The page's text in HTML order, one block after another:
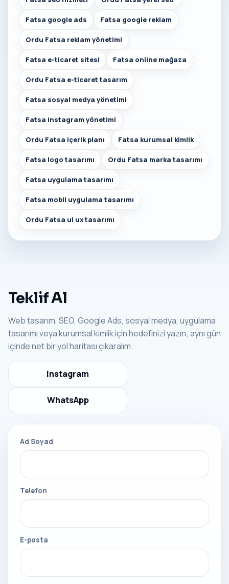
Fatsa google ads Fatsa google reklam
Ordu Fatsa reklam yönetimi
Fatsa e-ticaret sitesi Fatsa online mağaza
Ordu Fatsa e-ticaret tasarım
Fatsa sosyal medya yönetimi
Fatsa instagram yönetimi
Ordu Fatsa içerik planı Fatsa kurumsal kimlik
Fatsa logo tasarımı Ordu Fatsa marka tasarımı
Fatsa uygulama tasarımı
Fatsa mobil uygulama tasarımı
Ordu Fatsa ui ux tasarımı
Teklif Al
Web tasarım, SEO, Google Ads, sosyal medya, uygulama
tasarımı veya kurumsal kimlik için hedefinizi yazın; aynı gün
içinde net bir yol haritası çıkaralım.
Instagram
WhatsApp
Ad Soyad
Telefon
E-posta